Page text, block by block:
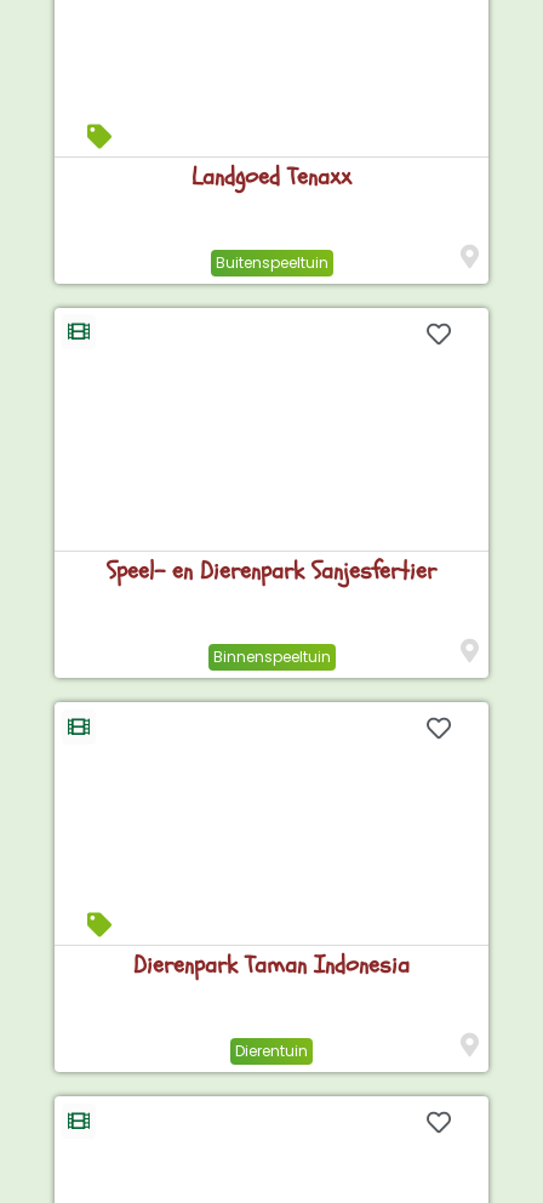
Landgoed Tenaxx
Buitenspeeltuin
Speel- en Dierenpark Sanjesfertier
Binnenspeeltuin
Dierenpark Taman Indonesia
Dierentuin